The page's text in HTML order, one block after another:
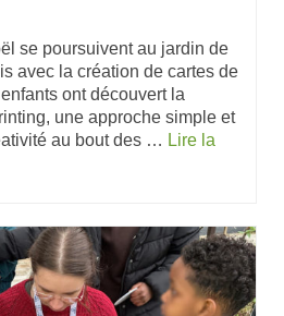
se poursuivent au jardin de
avec la création de cartes de
ont découvert la
une approche simple et
au bout des … Lire la